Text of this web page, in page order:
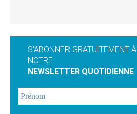
S'ABONNER GRATUITEMENT À
NOTRE
NEWSLETTER QUOTIDIENNE